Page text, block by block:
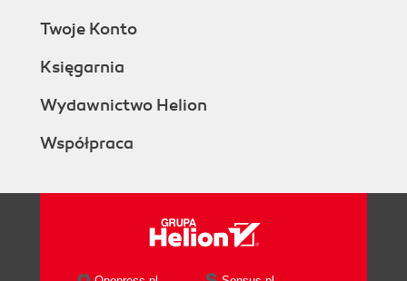
międzyokresowych (67)
Bilans środków obrotowych (69)
Zamknięcie rachunku zapasów (71)
3. Oszacowanie wartości zapasów na użytek
Twoje Konto
Księgarnia
Wydawnictwo Helion
Współpraca